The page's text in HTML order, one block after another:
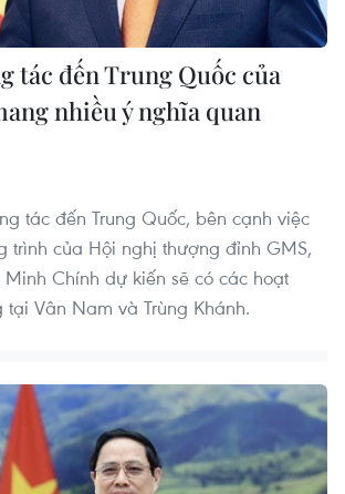
tác đến Trung Quốc của
nhiều ý nghĩa quan
tác đến Trung Quốc, bên cạnh việc
trình của Hội nghị thượng đỉnh GMS,
Minh Chính dự kiến sẽ có các hoạt
Vân Nam và Trùng Khánh.